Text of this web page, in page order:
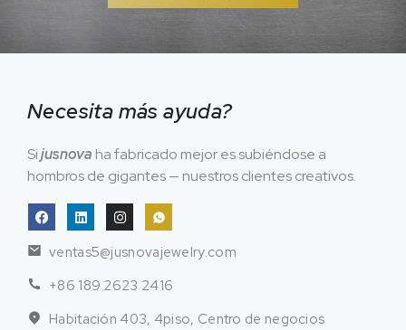
Necesita más ayuda?
Sijusnova ha fabricado mejor es subiéndose a
hombros de gigantes — nuestros clientes creativos.
ventas5@jusnovajewelry.com
+86 189 2623 2416
Habitación 403, 4piso, Centro de negocios